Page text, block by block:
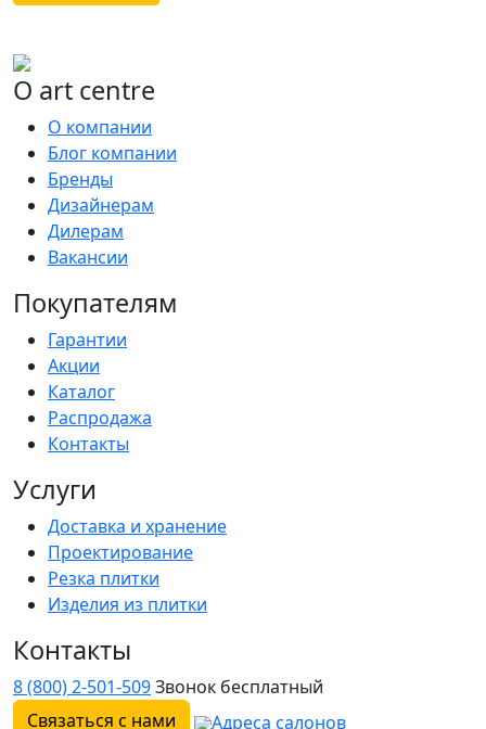
О art centre
О компании
Блог компании
Бренды
Дизайнерам
Дилерам
Вакансии
Покупателям
Гарантии
Акции
Каталог
Распродажа
Контакты
Услуги
Доставка и хранение
Проектирование
Резка плитки
Изделия из плитки
Контакты
8 (800) 2-501-509Звонок бесплатный
Связаться с нами
Адреса салонов